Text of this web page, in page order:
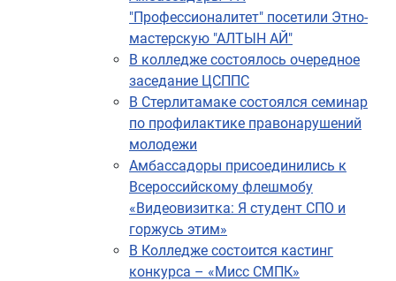
"Профессионалитет" посетили Этно-
мастерскую "АЛТЫН АЙ"
В колледже состоялось очередное
заседание ЦСППС
В Стерлитамаке состоялся семинар
по профилактике правонарушений
молодежи
Амбассадоры присоединились к
Всероссийскому флешмобу
«Видеовизитка: Я студент СПО и
горжусь этим»
В Колледже состоится кастинг
конкурса – «Мисс СМПК»